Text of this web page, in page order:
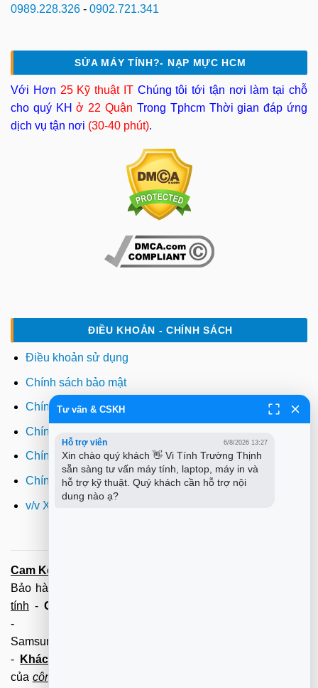
0989.228.326 - 0902.721.341
SỬA MÁY TÍNH?- NẠP MỰC HCM
Với Hơn 25 Kỹ thuật ITChúng tôi tới tận nơi làm tại chỗ
cho quý KHở 22 Quận Trong Tphcm Thời gian đáp ứng
dịch vụ tận nơi (30-40 phút).
ĐIỀU KHOẢN - CHÍNH SÁCH
Điều khoản sử dụng
Chính sách bảo mật
Chính sách thanh toán
Chính sách giao hàng
Chính sách đổi trả
Chính sách bảo hành
v/v Xuất hóa đơn đỏ VAT
Cam Kết:
Bảo hành tận tâm - Xuất hóa đơn đỏ đầy đủ
tính - Cài Win Tận Nơi
-
Samsung,Brother,Xeroc,Panasonic): 100 - 180,000 vnđ
-
Khách hàng lưu ý:
của công ty PCI.
Tư vấn & CSKH
Hỗ trợ viên 6/8/2026 13:27
Xin chào quý khách 👋 Vi Tính Trường Thịnh
sẵn sàng tư vấn máy tính, laptop, máy in và
hỗ trợ kỹ thuật. Quý khách cần hỗ trợ nội
dung nào ạ?